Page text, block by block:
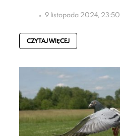
9 listopada 2024, 23:50
CZYTAJ WIĘCEJ